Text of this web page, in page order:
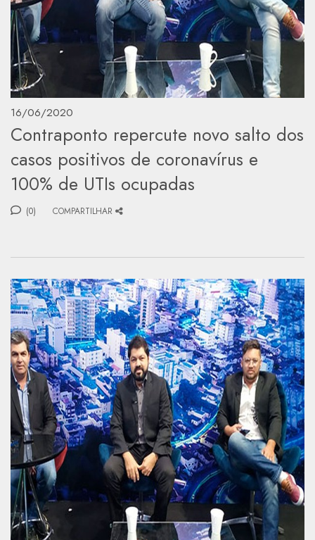
16/06/2020
Contraponto repercute novo salto dos
casos positivos de coronavírus e
100% de UTIs ocupadas
(0) COMPARTILHAR